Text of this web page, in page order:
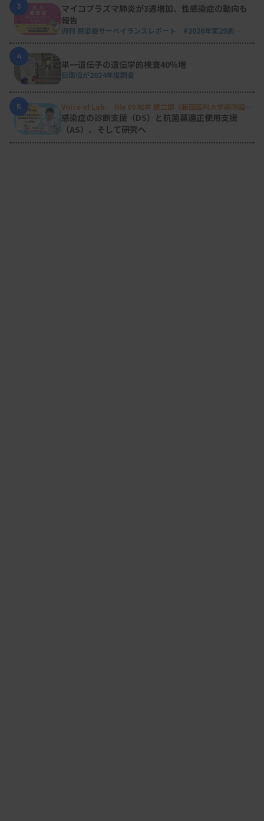
3
マイコプラズマ肺炎が3週増加、性感染症の動向も
報告
週刊 感染症サーベイランスレポート #2026年第29週
4
単一遺伝子の遺伝学的検査40％増
日衛協が2024年度調査
5
Voice of Lab. file 09 松井 建二郎（藤田医科大学病院臨床
検査部微生物遺伝子検査室）
感染症の診断支援（DS）と抗菌薬適正使用支援
（AS）、そして研究へ